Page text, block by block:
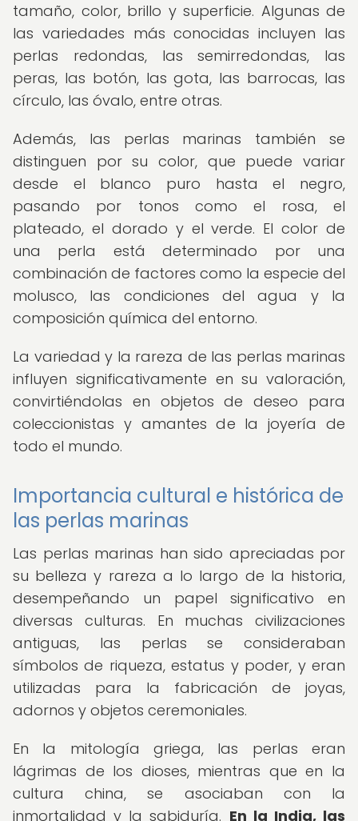
tamaño, color, brillo y superficie. Algunas de
las variedades más conocidas incluyen las
perlas redondas, las semirredondas, las
peras, las botón, las gota, las barrocas, las
círculo, las óvalo, entre otras.
Además, las perlas marinas también se
distinguen por su color, que puede variar
desde el blanco puro hasta el negro,
pasando por tonos como el rosa, el
plateado, el dorado y el verde. El color de
una perla está determinado por una
combinación de factores como la especie del
molusco, las condiciones del agua y la
composición química del entorno.
La variedad y la rareza de las perlas marinas
influyen significativamente en su valoración,
convirtiéndolas en objetos de deseo para
coleccionistas y amantes de la joyería de
todo el mundo.
Importancia cultural e histórica de
las perlas marinas
Las perlas marinas han sido apreciadas por
su belleza y rareza a lo largo de la historia,
desempeñando un papel significativo en
diversas culturas. En muchas civilizaciones
antiguas, las perlas se consideraban
símbolos de riqueza, estatus y poder, y eran
utilizadas para la fabricación de joyas,
adornos y objetos ceremoniales.
En la mitología griega, las perlas eran
lágrimas de los dioses, mientras que en la
cultura china, se asociaban con la
inmortalidad y la sabiduría. En la India, las